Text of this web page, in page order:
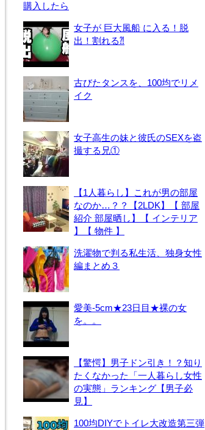
購入したら
女子が 巨大風船 に入る！脱
出！割れる⁈
古びたタンスを、100均でリメ
イク
女子高生の妹と彼氏のSEXを盗
撮する兄①
【1人暮らし】これが男の部屋
なのか…？？【2LDK】【 部屋
紹介 部屋晒し】【 インテリア
】【 物件 】
洗濯物で判る私生活、独身女性
編まとめ３
愛美-5cm★23日目★裸の女
を。。
【驚愕】男子ドン引き！？知り
たくなかった「一人暮らし女性
の実態」ランキング【男子必
見】
100均DIYでトイレ大改造第三弾